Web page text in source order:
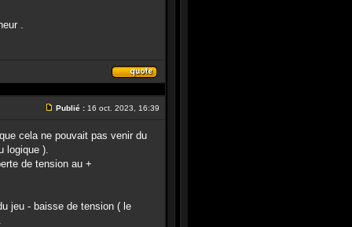
.
Répondre
le
Publié : 16 oct. 2023, 16:39
cela ne pouvait pas venir du
logique ).
de tension au +
jeu - baisse de tension ( le